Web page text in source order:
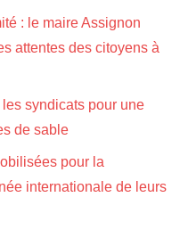
: le maire Assignon
attentes des citoyens à
syndicats pour une
de sable
pour la
internationale de leurs